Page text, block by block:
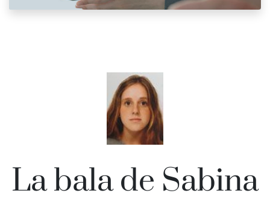
La bala de Sabina